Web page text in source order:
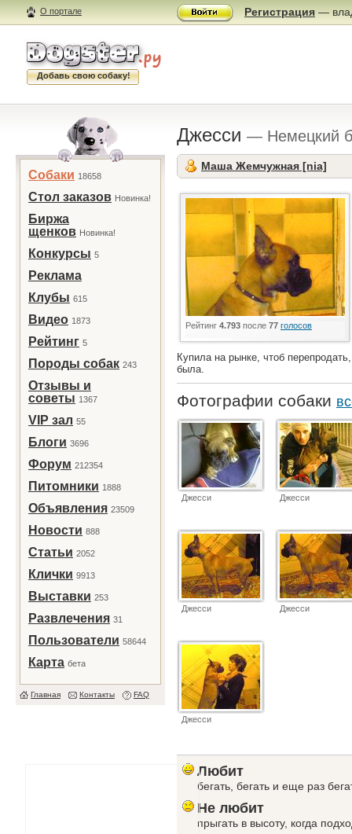
О портале Регистрация —
Добавь свою собаку!
Собаки 18658
Стол заказов Новинка!
Биржа
щенков Новинка!
Конкурсы 5
Реклама
Клубы 615
Видео 1873
Рейтинг 5
Породы собак 243
Отзывы и
советы 1367
VIP зал 55
Блоги 3696
Форум 212354
Питомники 1888
Объявления 23509
Новости 888
Статьи 2052
Клички 9913
Выставки 253
Развлечения 31
Пользователи 58644
Карта бета
Главная Контакты FAQ
Джесси — Немецкий
Маша Жемчужная [nia]
Рейтинг 4.793 после 77 голосов
Купила на рынке, чтоб
была.
Фотографии собаки
Джесси Джесси
Джесси Джесси
Джесси
Любит
бегать, бегать и еще раз
Не любит
прыгать в высоту, когда